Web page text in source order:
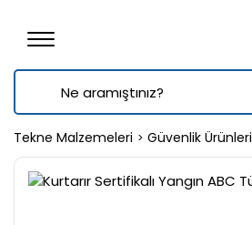
Tekne Malzemeleri Güvenlik Ürünleri